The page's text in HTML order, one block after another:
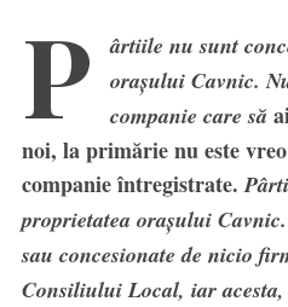
P
ârtiile nu sunt
orașului Cavnic.
companie care să
noi, la primărie nu este
companie întregistrate.
proprietatea orașului
sau concesionate de nicio
Consiliului Local, iar